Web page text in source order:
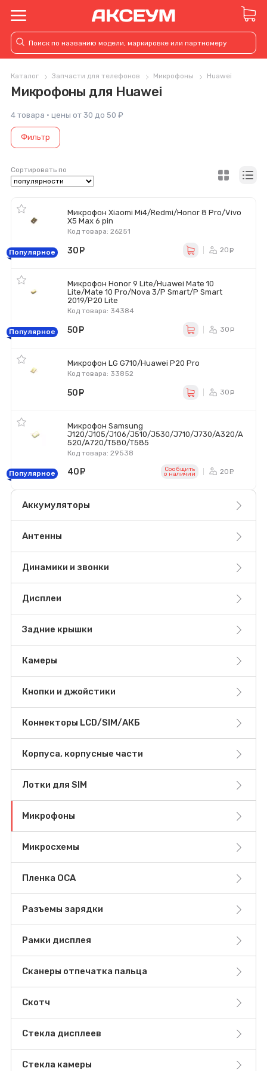
Каталог Запчасти для телефонов Микрофоны Huawei
Микрофоны для Huawei
4 товара · цены от 30 до 50 ₽
Фильтр
Сортировать по
Микрофон Xiaomi Mi4/Redmi/Honor 8 Pro/Vivo
X5 Max 6 pin
Код товара: 26251
Популярное 30 20
Микрофон Honor 9 Lite/Huawei Mate 10
Lite/Mate 10 Pro/Nova 3/P Smart/P Smart
2019/P20 Lite
Код товара: 34384
Популярное 50 30
Микрофон LG G710/Huawei P20 Pro
Код товара: 33852
50 30
Микрофон Samsung
J120/J105/J106/J510/J530/J710/J730/A320/A
520/A720/T580/T585
Код товара: 29538
Популярное 40 Сообщить
o наличии 20
Аккумуляторы
Антенны
Динамики и звонки
Дисплеи
Задние крышки
Камеры
Кнопки и джойстики
Коннекторы LCD/SIM/АКБ
Корпуса, корпусные части
Лотки для SIM
Микрофоны
Микросхемы
Пленка OCA
Разъемы зарядки
Рамки дисплея
Сканеры отпечатка пальца
Скотч
Стекла дисплеев
Стекла камеры